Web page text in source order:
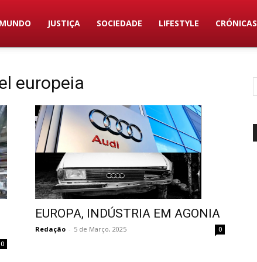
MUNDO JUSTIÇA SOCIEDADE LIFESTYLE CRÓNICAS
europeia
0
EUROPA, INDÚSTRIA EM AGONIA
Redação - 5 de Março, 2025 0